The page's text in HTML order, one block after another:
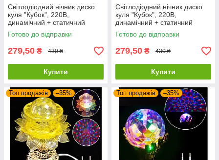
Світлодіодний нічник диско
куля "Кубок", 220В,
динамічний + статичний
режими, Мультиколор
Готово до відправки
279,50 ₴ 430 ₴
Купити
Світлодіодний нічник диско
куля "Кубок", 220В,
динамічний + статичний
режими, Мультиколор
Готово до відправки
279,50 ₴ 430 ₴
Купити
Топ продажів –35% Топ продажів –35%